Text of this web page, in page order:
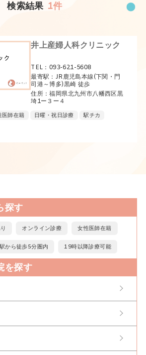
井上産婦人科クリニック
TEL：093-621-5608
最寄駅：JR鹿児島本線(下関・門
司港～博多)黒崎 徒歩
住所：福岡県北九州市八幡西区黒
埼1ー３ー４
医師在籍 日曜・祝日診療
駅チカ
検索結果 1件
探す
オンライン診療 女性医師在籍
駅から徒歩5分圏内 19時以降診療可能
を探す